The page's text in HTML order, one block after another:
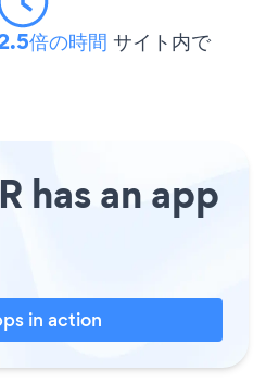
倍の時間 サイト内で
has an app
in action